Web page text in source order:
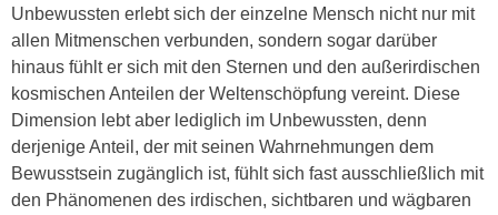
Unbewussten erlebt sich der einzelne Mensch nicht nur mit
allen Mitmenschen verbunden, sondern sogar darüber
hinaus fühlt er sich mit den Sternen und den außerirdischen
kosmischen Anteilen der Weltenschöpfung vereint. Diese
Dimension lebt aber lediglich im Unbewussten, denn
derjenige Anteil, der mit seinen Wahrnehmungen dem
Bewusstsein zugänglich ist, fühlt sich fast ausschließlich mit
den Phänomenen des irdischen, sichtbaren und wägbaren